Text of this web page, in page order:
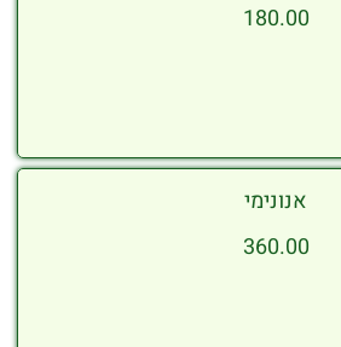
180.00
אנונימי
360.00